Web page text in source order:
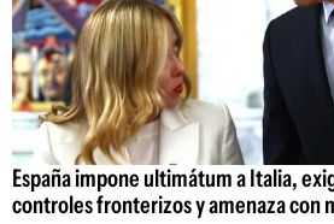
España impone ultimátum a Italia,
controles fronterizos y amenaza con